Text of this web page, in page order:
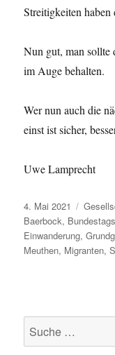
Streitigkeiten
Nun gut, man sollte
im Auge behalten.
Wer nun auch die
einst ist sicher,
Uwe Lamprecht
Veröffentlicht
am
4. Mai 2021
Baerbock,
Einwanderung,
Meuthen, Migranten,
Suche
nach: